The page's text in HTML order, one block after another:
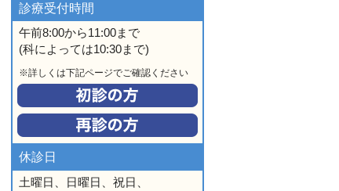
診療受付時間
午前8:00から11:00まで
(科によっては10:30まで)
※詳しくは下記ページでご確認ください
休診日
土曜日、日曜日、祝日、